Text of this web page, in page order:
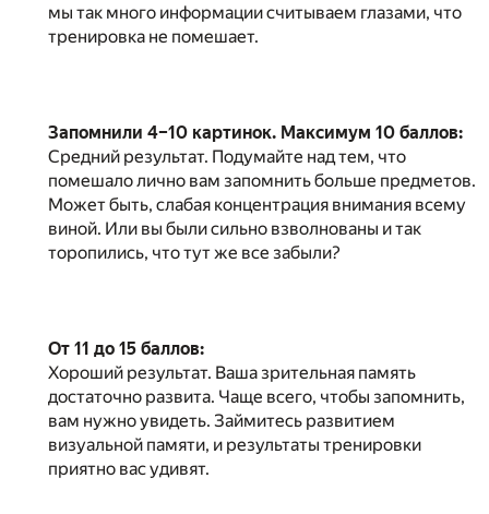
мы так много информации считываем глазами, что
тренировка не помешает.
Запомнили 4–10 картинок. Максимум 10 баллов:
Средний результат. Подумайте над тем, что
помешало лично вам запомнить больше предметов.
Может быть, слабая концентрация внимания всему
виной. Или вы были сильно взволнованы и так
торопились, что тут же все забыли?
От 11 до 15 баллов:
Хороший результат. Ваша зрительная память
достаточно развита. Чаще всего, чтобы запомнить,
вам нужно увидеть. Займитесь развитием
визуальной памяти, и результаты тренировки
приятно вас удивят.